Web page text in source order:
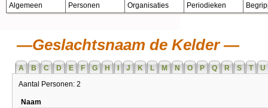
Algemeen Personen Organisaties Periodieken
Geslachtsnaam de Kelder
A B C D E F G H J K L M N O P Q R S T
U
Aantal Personen: 2
Naam